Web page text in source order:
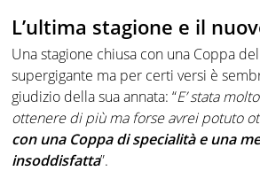
L’ultima stagione e il
Una stagione chiusa con una Coppa
supergigante ma per certi versi è
giudizio della sua annata: “E’ stata
ottenere di più ma forse avrei potuto
con una Coppa di specialità e una
insoddisfatta”.